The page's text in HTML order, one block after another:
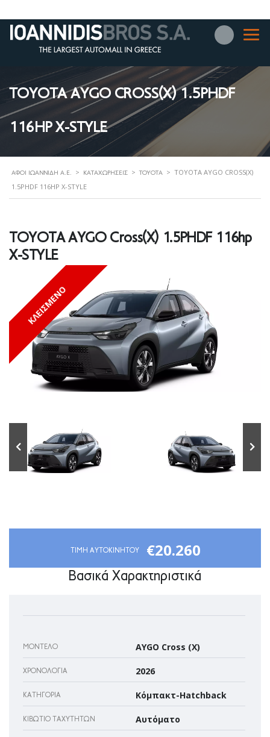
TOYOTA AYGO CROSS(X) 1.5PHDF
116HP X-STYLE
ΑΦΟΊ ΙΩΑΝΝΊΔΗ Α.Ε. > ΚΑΤΑΧΩΡΉΣΕΙΣ > TOYOTA > TOYOTA AYGO CROSS(X)
1.5PHDF 116HP X-STYLE
TOYOTA AYGO Cross(X) 1.5PHDF 116hp
X-STYLE
ΚΛΕΙΣΜΕΝΟ
TIMH AYTOKINHTOY €20.260
Βασικά Χαρακτηριστικά
ΜΟΝΤΈΛΟ AYGO Cross (X)
ΧΡΟΝΟΛΟΓΊΑ 2026
ΚΑΤΗΓΟΡΊΑ Κόμπακτ-Hatchback
ΚΙΒΏΤΙΟ ΤΑΧΥΤΉΤΩΝ Αυτόματο